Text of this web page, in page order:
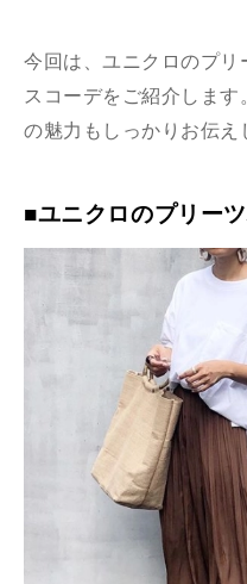
今回は、ユニクロのプリ
スコーデをご紹介しま
の魅力もしっかりお伝え
■ユニクロのプリー